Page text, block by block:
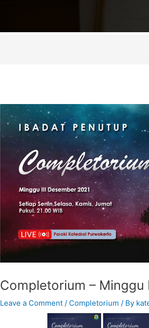
Completorium – Minggu
Leave a Comment / Completorium / By